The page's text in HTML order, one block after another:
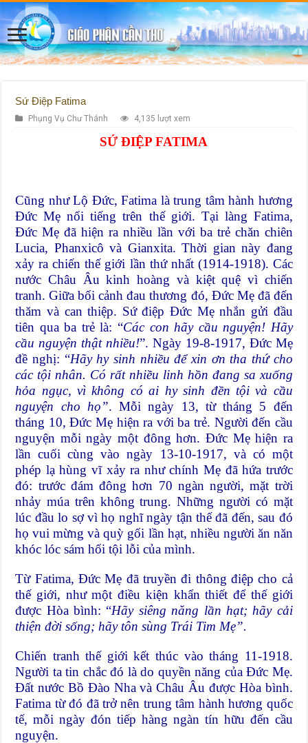
Sứ Điệp Fatima
Phụng Vụ Chư Thánh 4,135 lượt xem
SỨ ĐIỆP FATIMA
Cũng như Lộ Đức, Fatima là trung tâm hành hương
Đức Mẹ nổi tiếng trên thế giới. Tại làng Fatima,
Đức Mẹ đã hiện ra nhiều lần với ba trẻ chăn chiên
Lucia, Phanxicô và Gianxita. Thời gian này đang
xảy ra chiến thế giới lần thứ nhất (1914-1918). Các
nước Châu Âu kinh hoàng và kiệt quệ vì chiến
tranh. Giữa bối cảnh đau thương đó, Đức Mẹ đã đến
thăm và can thiệp. Sứ điệp Đức Mẹ nhắn gửi đầu
tiên qua ba trẻ là: “Các con hãy cầu nguyện! Hãy
cầu nguyện thật nhiều!”. Ngày 19-8-1917, Đức Mẹ
đề nghị: “Hãy hy sinh nhiều để xin ơn tha thứ cho
các tội nhân. Có rất nhiều linh hồn đang sa xuống
hỏa ngục, vì không có ai hy sinh đền tội và cầu
nguyện cho họ”. Mỗi ngày 13, từ tháng 5 đến
tháng 10, Đức Mẹ hiện ra với ba trẻ. Người đến cầu
nguyện mỗi ngày một đông hơn. Đức Mẹ hiện ra
lần cuối cùng vào ngày 13-10-1917, và có một
phép lạ hùng vĩ xảy ra như chính Mẹ đã hứa trước
đó: trước đám đông hơn 70 ngàn người, mặt trời
nhảy múa trên không trung. Những người có mặt
lúc đầu lo sợ vì họ nghĩ ngày tận thế đã đến, sau đó
họ vui mừng và quỳ gối lần hạt, nhiều người ăn năn
khóc lóc sám hối tội lỗi của mình.
Từ Fatima, Đức Mẹ đã truyền đi thông điệp cho cả
thế giới, như một điều kiện khẩn thiết để thế giới
được Hòa bình: “Hãy siêng năng lần hạt; hãy cải
thiện đời sống; hãy tôn sùng Trái Tim Mẹ”.
Chiến tranh thế giới kết thúc vào tháng 11-1918.
Người ta tin chắc đó là do quyền năng của Đức Mẹ.
Đất nước Bồ Đào Nha và Châu Âu được Hòa bình.
Fatima từ đó đã trở nên trung tâm hành hương quốc
tế, mỗi ngày đón tiếp hàng ngàn tín hữu đến cầu
nguyện.